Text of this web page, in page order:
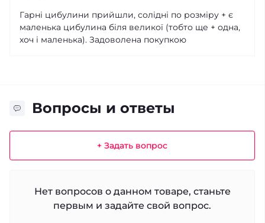
Гарні цибулини прийшли, солідні по розміру + є
маленька цибулина біля великої (тобто ще + одна,
хоч і маленька). Задоволена покупкою
Вопросы и ответы
+ Задать вопрос
Нет вопросов о данном товаре, станьте
первым и задайте свой вопрос.